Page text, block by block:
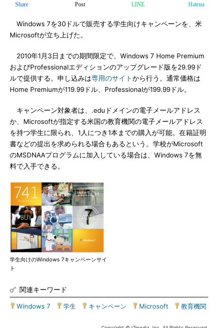
Share Post LINE Hatena
Windows 7を30ドルで販売する学生向けキャンペーンを、米
Microsoftが立ち上げた。
2010年1月3日までの期間限定で、Windows 7 Home Premium
およびProfessionalエディションのアップグレード版を29.99ド
ルで提供する。申し込みは専用のサイトから行う。通常価格は
Home Premiumが119.99ドル、Professionalが199.99ドル。
キャンペーン対象者は、.eduドメインの電子メールアドレス
か、Microsoftが指定する米国の教育機関の電子メールアドレス
を持つ学生に限られ、1人につき1本までの購入が可能。在籍証明
書などの提出を求められる場合もあるという。学校がMicrosoft
のMSDNAAプログラムに加入している場合は、Windows 7を無
料で入手できる。
学生向けのWindows 7キャンペーンサイ
ト
関連キーワード
Windows 7 学生 キャンペーン Microsoft 教育機関